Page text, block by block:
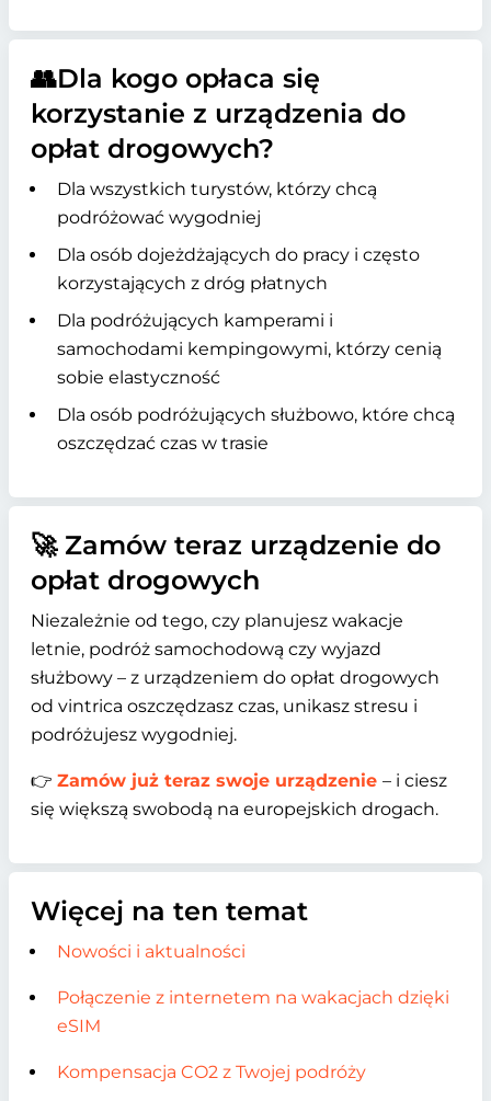
👥Dla kogo opłaca się
korzystanie z urządzenia do
opłat drogowych?
Dla wszystkich turystów, którzy chcą
podróżować wygodniej
Dla osób dojeżdżających do pracy i często
korzystających z dróg płatnych
Dla podróżujących kamperami i
samochodami kempingowymi, którzy cenią
sobie elastyczność
Dla osób podróżujących służbowo, które chcą
oszczędzać czas w trasie
🚀 Zamów teraz urządzenie do
opłat drogowych
Niezależnie od tego, czy planujesz wakacje
letnie, podróż samochodową czy wyjazd
służbowy – z urządzeniem do opłat drogowych
od vintrica oszczędzasz czas, unikasz stresu i
podróżujesz wygodniej.
👉 Zamów już teraz swoje urządzenie – i ciesz
się większą swobodą na europejskich drogach.
Więcej na ten temat
Nowości i aktualności
Połączenie z internetem na wakacjach dzięki
eSIM
Kompensacja CO2 z Twojej podróży